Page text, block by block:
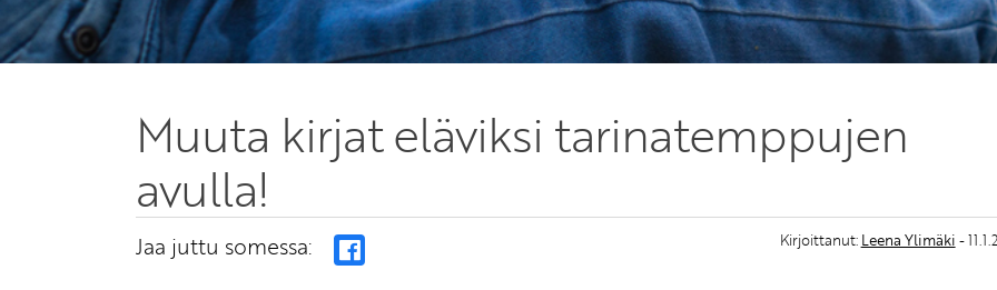
Muuta kirjat eläviksi tarinatemppujen
avulla!
Jaa juttu somessa: Kirjoittanut: Leena Ylimäki -